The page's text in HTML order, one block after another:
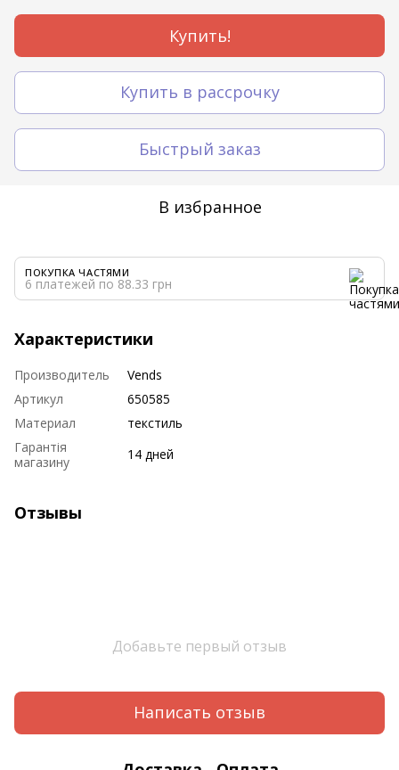
Купить!
Купить в рассрочку
Быстрый заказ
В избранное
ПОКУПКА ЧАСТЯМИ
6 платежей по 88.33 грн
Характеристики
Производитель
Vends
Артикул
650585
Материал
текстиль
Гарантія
магазину
14 дней
Отзывы
Добавьте первый отзыв
Написать отзыв